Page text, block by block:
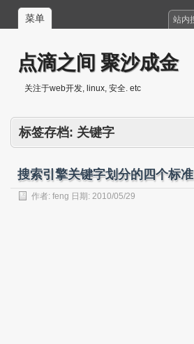
菜单
点滴之间 聚沙成金
关注于web开发, linux, 安全. etc
标签存档: 关键字
搜索引擎关键字划分的四个标准
作者: feng 日期: 2010/05/29